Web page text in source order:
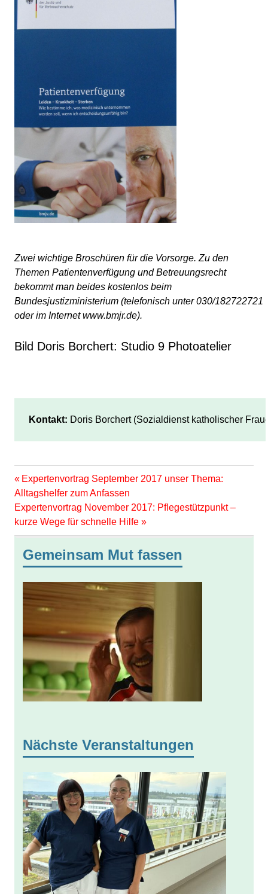
Zwei wichtige Broschüren für die Vorsorge. Zu den
Themen Patientenverfügung und Betreuungsrecht
bekommt man beides kostenlos beim
Bundesjustizministerium (telefonisch unter 030/182722721
oder im Internet www.bmjr.de).
Bild Doris Borchert: Studio 9 Photoatelier
Kontakt: Doris Borchert (Sozialdienst katholischer
Patientenverfügung
Vesorgungsvollmacht
Beitragsnavigation
Vorheriger
Beitrag:
Expertenvortrag September 2017 unser Thema:
Alltagshelfer zum Anfassen
Nächster
Beitrag:
Expertenvortrag November 2017: Pflegestützpunkt –
kurze Wege für schnelle Hilfe
Gemeinsam Mut fassen
Nächste Veranstaltungen